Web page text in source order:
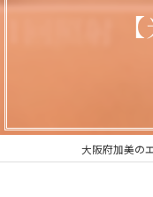
大阪府加美の